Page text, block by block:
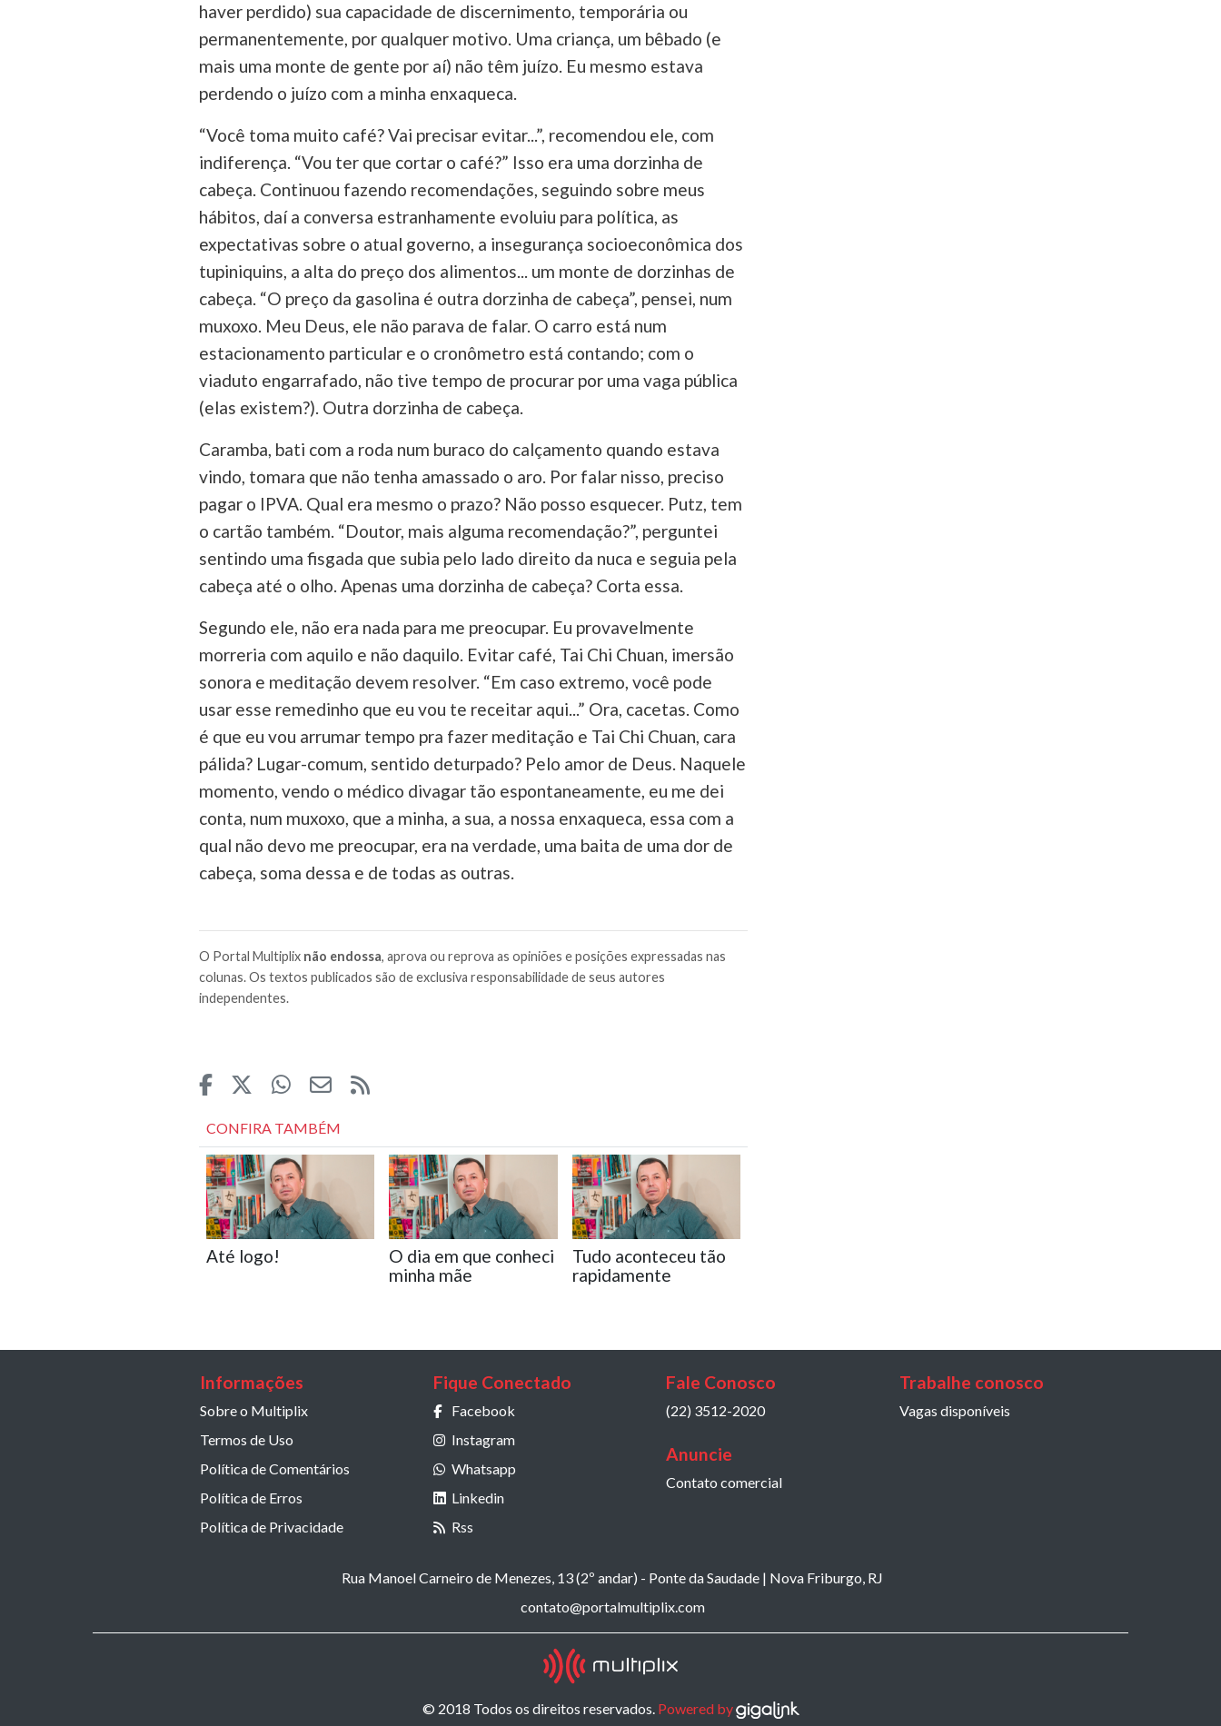
haver perdido) sua capacidade de discernimento, temporária ou
permanentemente, por qualquer motivo. Uma criança, um bêbado (e
mais uma monte de gente por aí) não têm juízo. Eu mesmo estava
perdendo o juízo com a minha enxaqueca.
“Você toma muito café? Vai precisar evitar...”, recomendou ele, com
indiferença. “Vou ter que cortar o café?” Isso era uma dorzinha de
cabeça. Continuou fazendo recomendações, seguindo sobre meus
hábitos, daí a conversa estranhamente evoluiu para política, as
expectativas sobre o atual governo, a insegurança socioeconômica dos
tupiniquins, a alta do preço dos alimentos... um monte de dorzinhas de
cabeça. “O preço da gasolina é outra dorzinha de cabeça”, pensei, num
muxoxo. Meu Deus, ele não parava de falar. O carro está num
estacionamento particular e o cronômetro está contando; com o
viaduto engarrafado, não tive tempo de procurar por uma vaga pública
(elas existem?). Outra dorzinha de cabeça.
Caramba, bati com a roda num buraco do calçamento quando estava
vindo, tomara que não tenha amassado o aro. Por falar nisso, preciso
pagar o IPVA. Qual era mesmo o prazo? Não posso esquecer. Putz, tem
o cartão também. “Doutor, mais alguma recomendação?”, perguntei
sentindo uma fisgada que subia pelo lado direito da nuca e seguia pela
cabeça até o olho. Apenas uma dorzinha de cabeça? Corta essa.
Segundo ele, não era nada para me preocupar. Eu provavelmente
morreria com aquilo e não daquilo. Evitar café, Tai Chi Chuan, imersão
sonora e meditação devem resolver. “Em caso extremo, você pode
usar esse remedinho que eu vou te receitar aqui...” Ora, cacetas. Como
é que eu vou arrumar tempo pra fazer meditação e Tai Chi Chuan, cara
pálida? Lugar-comum, sentido deturpado? Pelo amor de Deus. Naquele
momento, vendo o médico divagar tão espontaneamente, eu me dei
conta, num muxoxo, que a minha, a sua, a nossa enxaqueca, essa com a
qual não devo me preocupar, era na verdade, uma baita de uma dor de
cabeça, soma dessa e de todas as outras.
O Portal Multiplix não endossa, aprova ou reprova as opiniões e posições expressadas nas
colunas. Os textos publicados são de exclusiva responsabilidade de seus autores
independentes.
CONFIRA TAMBÉM
Até logo!
O dia em que conheci
minha mãe
Tudo aconteceu tão
rapidamente
Informações
Sobre o Multiplix
Termos de Uso
Política de Comentários
Política de Erros
Política de Privacidade
Fique Conectado
Facebook
Instagram
Whatsapp
Linkedin
Rss
Fale Conosco
(22) 3512-2020
Anuncie
Contato comercial
Trabalhe conosco
Vagas disponíveis
Rua Manoel Carneiro de Menezes, 13 (2º andar) - Ponte da Saudade | Nova Friburgo, RJ
contato@portalmultiplix.com
© 2018 Todos os direitos reservados. Powered by